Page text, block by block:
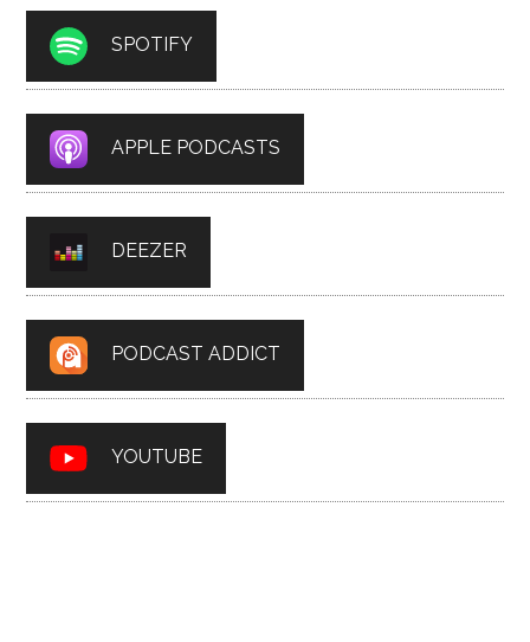
SPOTIFY
APPLE PODCASTS
DEEZER
PODCAST ADDICT
YOUTUBE